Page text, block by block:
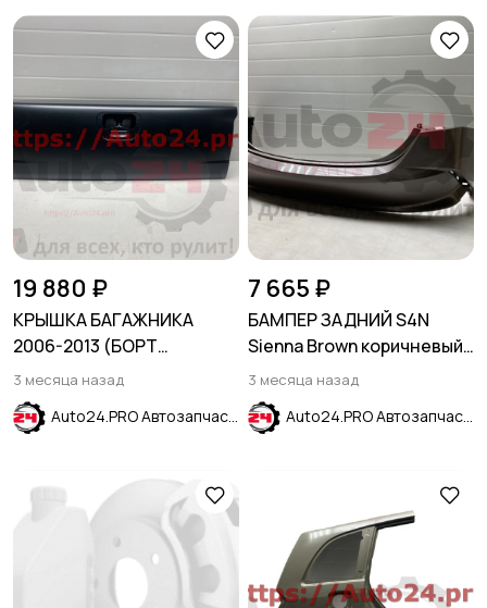
19 880 ₽
КРЫШКА БАГАЖНИКА
2006-2013 (БОРТ
ОТКИДНОЙ) MITSUBISHI
L200 IV 2006-
3 месяца назад
Auto24.PRO Автозапчасти
7 665 ₽
БАМПЕР ЗАДНИЙ S4N
Sienna Brown коричневый
HYUNDAI SOLARIS 2020-
2024
3 месяца назад
Auto24.PRO Автозапчасти